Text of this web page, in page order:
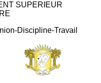
SUPERIEUR
Discipline-Travail